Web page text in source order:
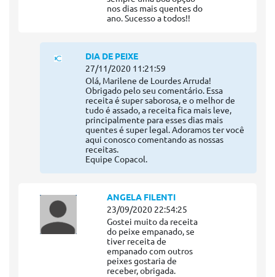
nos dias mais quentes do
ano. Sucesso a todos!!
DIA DE PEIXE
27/11/2020 11:21:59
Olá, Marilene de Lourdes Arruda!
Obrigado pelo seu comentário. Essa
receita é super saborosa, e o melhor de
tudo é assado, a receita fica mais leve,
principalmente para esses dias mais
quentes é super legal. Adoramos ter você
aqui conosco comentando as nossas
receitas.
Equipe Copacol.
ANGELA FILENTI
23/09/2020 22:54:25
Gostei muito da receita
do peixe empanado, se
tiver receita de
empanado com outros
peixes gostaria de
receber, obrigada.